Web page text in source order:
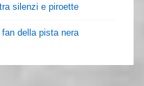
silenzi e piroette
della pista nera